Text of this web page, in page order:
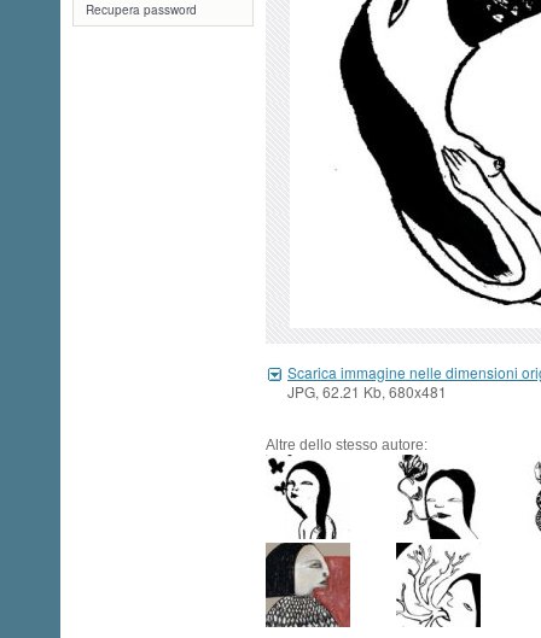
Recupera password
Scarica immagine nelle dimensioni
JPG, 62.21 Kb, 680x481
Altre dello stesso autore: